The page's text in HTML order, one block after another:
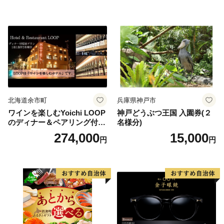
北海道余市町
ワインを楽しむYoichi LOOP
のディナー＆ペアリング付宿
泊プラン＜デラックスツイン
274,000円
兵庫県神戸市
神戸どうぶつ王国 入園券(２
名様分)
15,000円